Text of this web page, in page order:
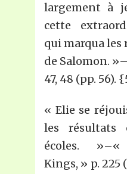
largement à
cette
qui marqua les
de Salomon.
47, 48 (pp. 56). {
« Elie se
les résultats
écoles.
Kings, » p. 225